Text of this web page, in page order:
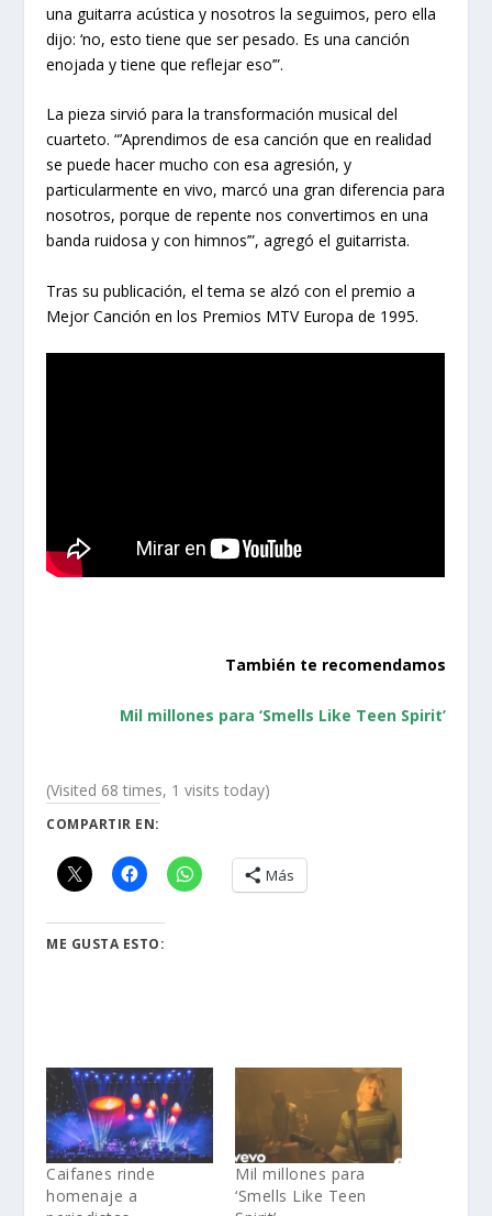
una guitarra acústica y nosotros la seguimos, pero ella
dijo: ‘no, esto tiene que ser pesado. Es una canción
enojada y tiene que reflejar eso’”.
La pieza sirvió para la transformación musical del
cuarteto. “’Aprendimos de esa canción que en realidad
se puede hacer mucho con esa agresión, y
particularmente en vivo, marcó una gran diferencia para
nosotros, porque de repente nos convertimos en una
banda ruidosa y con himnos’”, agregó el guitarrista.
Tras su publicación, el tema se alzó con el premio a
Mejor Canción en los Premios MTV Europa de 1995.
También te recomendamos
Mil millones para ‘Smells Like Teen Spirit’
(Visited 68 times, 1 visits today)
COMPARTIR EN:
Más
ME GUSTA ESTO:
Caifanes rinde
homenaje a
Mil millones para
‘Smells Like Teen